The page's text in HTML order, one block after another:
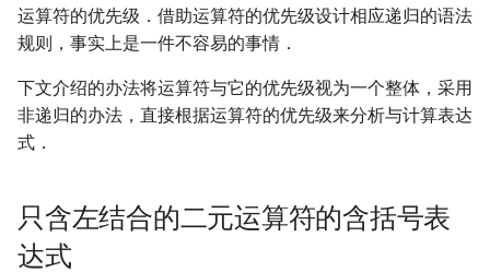
运算符的优先级．借助运算符的优先级设计相应递归的语法
规则，事实上是一件不容易的事情．
下文介绍的办法将运算符与它的优先级视为一个整体，采用
非递归的办法，直接根据运算符的优先级来分析与计算表达
式．
只含左结合的二元运算符的含括号表
达式